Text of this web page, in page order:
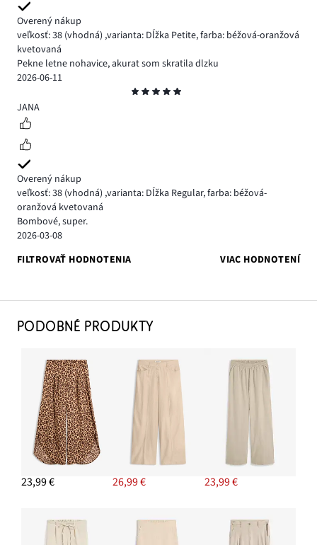
Overený nákup
veľkosť: 38 (vhodná) ,varianta: Dĺžka Petite,farba: béžová-oranžová
kvetovaná
Pekne letne nohavice, akurat som skratila dlzku
2026-06-11
5
JANA
Overený nákup
veľkosť: 38 (vhodná) ,varianta: Dĺžka Regular,farba: béžová-
oranžová kvetovaná
Bombové, super.
2026-03-08
FILTROVAŤ HODNOTENIA
VIAC HODNOTENÍ
PODOBNÉ PRODUKTY
23,99 € 26,99 € 23,99 €